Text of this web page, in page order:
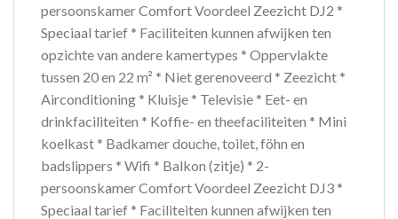
persoonskamer Comfort Voordeel Zeezicht DJ2 *
Speciaal tarief * Faciliteiten kunnen afwijken ten
opzichte van andere kamertypes * Oppervlakte
tussen 20 en 22 m² * Niet gerenoveerd * Zeezicht *
Airconditioning * Kluisje * Televisie * Eet- en
drinkfaciliteiten * Koffie- en theefaciliteiten * Mini
koelkast * Badkamer douche, toilet, föhn en
badslippers * Wifi * Balkon (zitje) * 2-
persoonskamer Comfort Voordeel Zeezicht DJ3 *
Speciaal tarief * Faciliteiten kunnen afwijken ten